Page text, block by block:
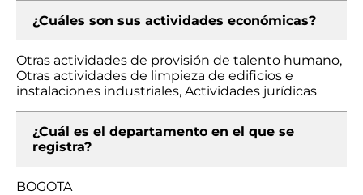
¿Cuáles son sus actividades económicas?
Otras actividades de provisión de talento humano,
Otras actividades de limpieza de edificios e
instalaciones industriales, Actividades jurídicas
¿Cuál es el departamento en el que se
registra?
BOGOTA